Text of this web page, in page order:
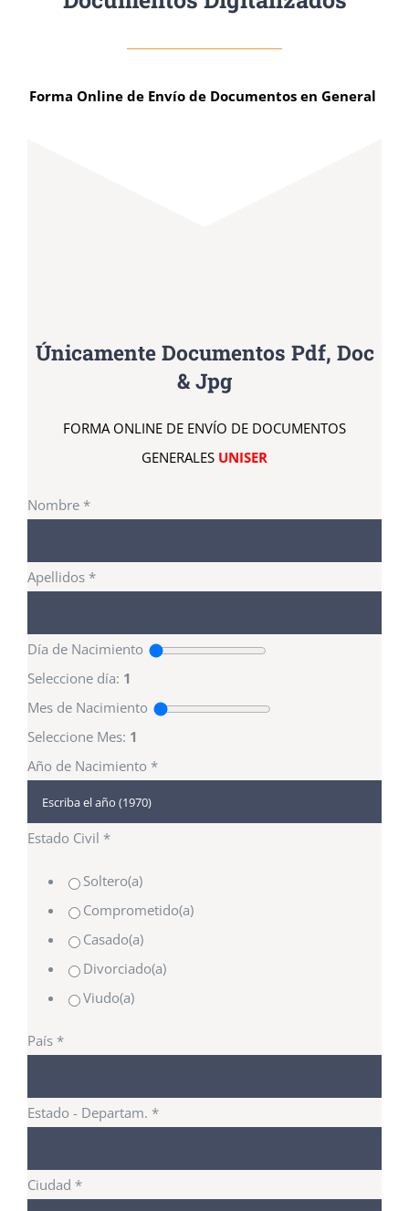
Forma Online de Envío de Documentos en General
Únicamente Documentos Pdf, Doc
& Jpg
FORMA ONLINE DE ENVÍO DE DOCUMENTOS
GENERALES UNISER
Nombre *
Apellidos *
Día de Nacimiento
Seleccione día: 1
Mes de Nacimiento
Seleccione Mes: 1
Año de Nacimiento *
Estado Civil *
Soltero(a)
Comprometido(a)
Casado(a)
Divorciado(a)
Viudo(a)
País *
Estado - Departam. *
Ciudad *